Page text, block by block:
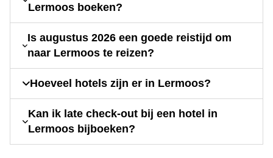
Lermoos boeken?
Is augustus 2026 een goede reistijd om
naar Lermoos te reizen?
Hoeveel hotels zijn er in Lermoos?
Kan ik late check-out bij een hotel in
Lermoos bijboeken?